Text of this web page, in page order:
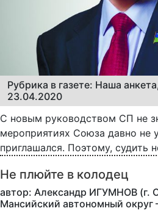
Рубрика в газете: Наша
23.04.2020
С новым руководством СП не
мероприятиях Союза давно не
приглашался. Поэтому, судить
Не плюйте в колодец
автор: Александр ИГУМНОВ
Мансийский автономный округ